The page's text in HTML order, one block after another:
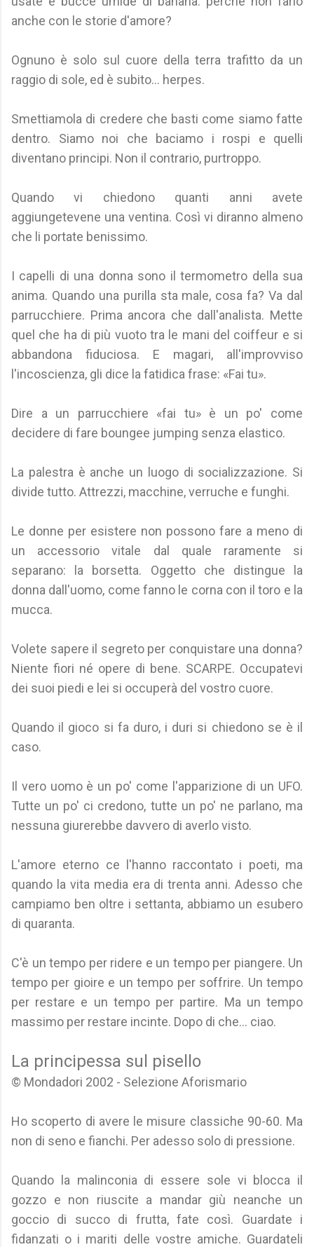
anche con le storie d'amore?
Ognuno è solo sul cuore della terra trafitto da un
raggio di sole, ed è subito... herpes.
Smettiamola di credere che basti come siamo fatte
dentro. Siamo noi che baciamo i rospi e quelli
diventano principi. Non il contrario, purtroppo.
Quando vi chiedono quanti anni avete
aggiungetevene una ventina. Così vi diranno almeno
che li portate benissimo.
I capelli di una donna sono il termometro della sua
anima. Quando una purilla sta male, cosa fa? Va dal
parrucchiere. Prima ancora che dall'analista. Mette
quel che ha di più vuoto tra le mani del coiffeur e si
abbandona fiduciosa. E magari, all'improvviso
l'incoscienza, gli dice la fatidica frase: «Fai tu».
Dire a un parrucchiere «fai tu» è un po' come
decidere di fare boungee jumping senza elastico.
La palestra è anche un luogo di socializzazione. Si
divide tutto. Attrezzi, macchine, verruche e funghi.
Le donne per esistere non possono fare a meno di
un accessorio vitale dal quale raramente si
separano: la borsetta. Oggetto che distingue la
donna dall'uomo, come fanno le corna con il toro e la
mucca.
Volete sapere il segreto per conquistare una donna?
Niente fiori né opere di bene. SCARPE. Occupatevi
dei suoi piedi e lei si occuperà del vostro cuore.
Quando il gioco si fa duro, i duri si chiedono se è il
caso.
Il vero uomo è un po' come l'apparizione di un UFO.
Tutte un po' ci credono, tutte un po' ne parlano, ma
nessuna giurerebbe davvero di averlo visto.
L'amore eterno ce l'hanno raccontato i poeti, ma
quando la vita media era di trenta anni. Adesso che
campiamo ben oltre i settanta, abbiamo un esubero
di quaranta.
C'è un tempo per ridere e un tempo per piangere. Un
tempo per gioire e un tempo per soffrire. Un tempo
per restare e un tempo per partire. Ma un tempo
massimo per restare incinte. Dopo di che... ciao.
La principessa sul pisello
© Mondadori 2002 - Selezione Aforismario
Ho scoperto di avere le misure classiche 90-60. Ma
non di seno e fianchi. Per adesso solo di pressione.
Quando la malinconia di essere sole vi blocca il
gozzo e non riuscite a mandar giù neanche un
goccio di succo di frutta, fate così. Guardate i
fidanzati o i mariti delle vostre amiche. Guardateli